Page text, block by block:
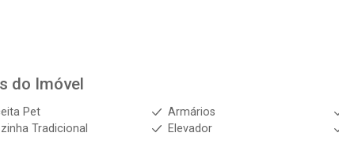
do Imóvel
Pet Armários
Tradicional
Elevador